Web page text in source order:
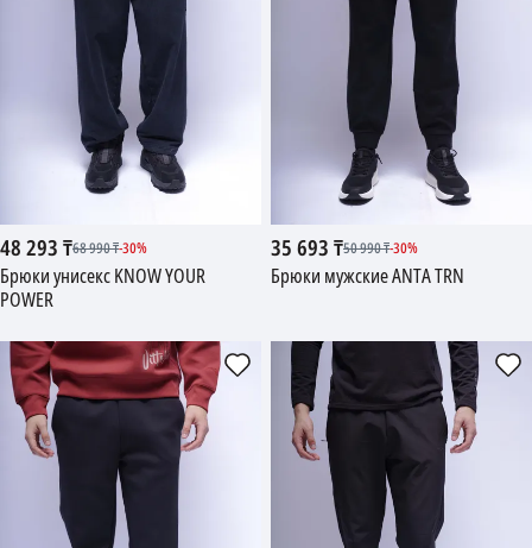
48 293₸68 990₸-30%
Брюки унисекс KNOW YOUR
POWER
35 693₸50 990₸-30%
Брюки мужские ANTA TRN